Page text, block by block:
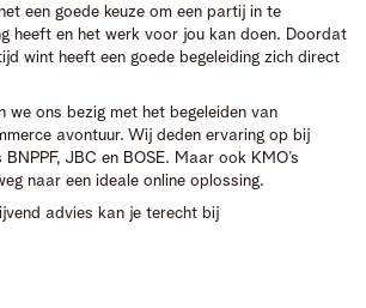
een goede keuze om een partij in te
heeft en het werk voor jou kan doen. Doordat
wint heeft een goede begeleiding zich direct
we ons bezig met het begeleiden van
avontuur. Wij deden ervaring op bij
JBC en BOSE. Maar ook KMO’s
naar een ideale online oplossing.
advies kan je terecht bij